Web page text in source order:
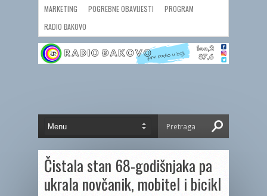
MARKETING POGREBNE OBAVIJESTI
PROGRAM
RADIO ĐAKOVO
Čistala stan 68-godišnjaka pa
ukrala novčanik, mobitel i bicikl